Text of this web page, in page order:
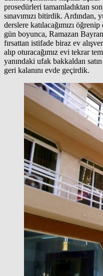
prosedürleri tamamladıktan
sınavımızı bitirdik. Ardından,
derslere katılacağımızı
gün boyunca, Ramazan
fırsattan istifade biraz ev
alıp oturacağımız evi tekrar
yanındaki ufak bakkaldan
geri kalanını evde geçirdik.